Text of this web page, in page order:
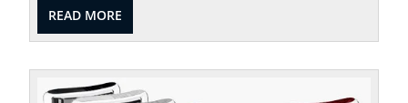
READ MORE
MORE